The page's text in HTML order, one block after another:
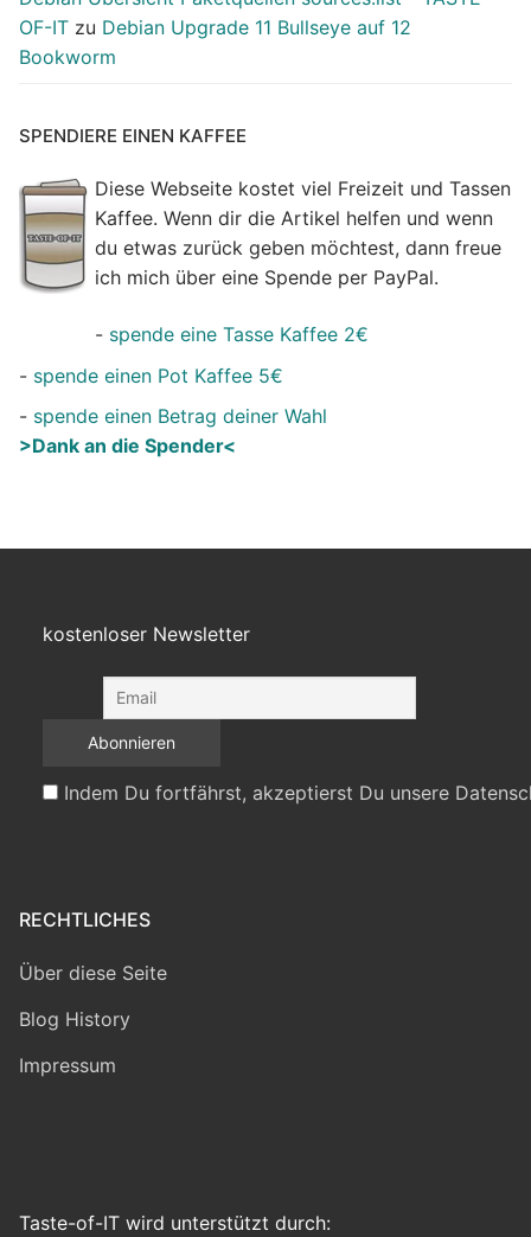
OF-IT zu Debian Upgrade 11 Bullseye auf 12
Bookworm
SPENDIERE EINEN KAFFEE
Diese Webseite kostet viel Freizeit und Tassen
Kaffee. Wenn dir die Artikel helfen und wenn
du etwas zurück geben möchtest, dann freue
ich mich über eine Spende per PayPal.
- spende eine Tasse Kaffee 2€
- spende einen Pot Kaffee 5€
- spende einen Betrag deiner Wahl
>Dank an die Spender<
kostenloser Newsletter
Indem Du fortfährst, akzeptierst Du unsere
RECHTLICHES
Über diese Seite
Blog History
Impressum
Taste-of-IT wird unterstützt durch: